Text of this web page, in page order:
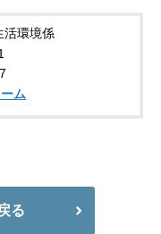
活環境係
ム
る